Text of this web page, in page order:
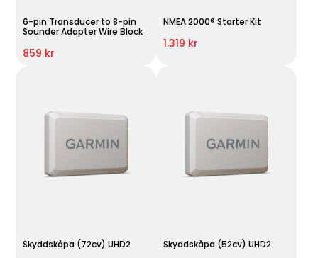
6-pin Transducer to 8-pin
Sounder Adapter Wire Block
859 kr
NMEA 2000® Starter Kit
1.319 kr
Skyddskåpa (72cv) UHD2 Skyddskåpa (52cv) UHD2